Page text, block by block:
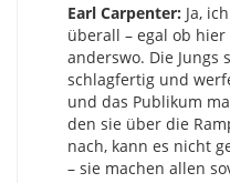
Earl Carpenter: Ja,
überall – egal ob
anderswo. Die Jungs
schlagfertig und
und das Publikum
den sie über die
nach, kann es nicht
– sie machen allen